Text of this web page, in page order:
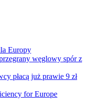
Europy
węglowy spór z
płacą już prawie 9 zł
for Europe